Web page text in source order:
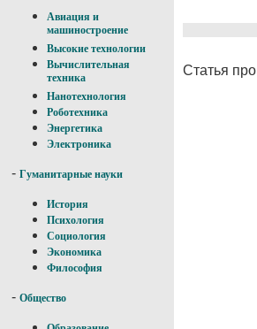
Авиация и
машиностроение
Высокие технологии
Вычислительная
техника
Нанотехнология
Роботехника
Энергетика
Электроника
- Гуманитарные науки
История
Психология
Социология
Экономика
Философия
- Общество
Статья